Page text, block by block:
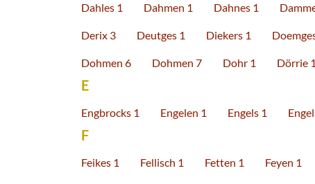
Dahles 1 Dahmen 1 Dahnes 1
Derix 3 Deutges 1 Diekers 1
Dohmen 6 Dohmen 7 Dohr 1 Dörrie 1
E
Engbrocks 1 Engelen 1 Engels 1
F
Feikes 1 Fellisch 1 Fetten 1 Feyen 1